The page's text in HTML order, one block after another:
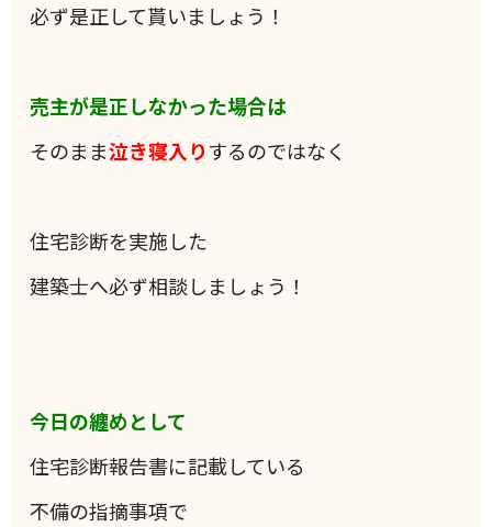
必ず是正して貰いましょう！
売主が是正しなかった場合は
そのまま泣き寝入りするのではなく
住宅診断を実施した
建築士へ必ず相談しましょう！
今日の纏めとして
住宅診断報告書に記載している
不備の指摘事項で